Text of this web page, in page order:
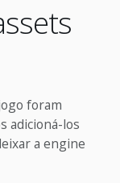
foram
adicioná-los
a engine